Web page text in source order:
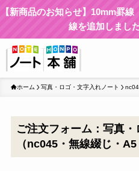
【新商品のお知らせ】10mm罫
線を追加しまし
ホーム 写真・ロゴ・文字入れノート
ご注文フォーム：写真
（nc045・無線綴じ・A5